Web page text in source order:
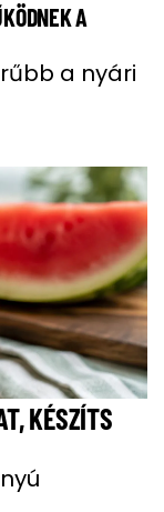
A
a nyári
KÉSZÍTS